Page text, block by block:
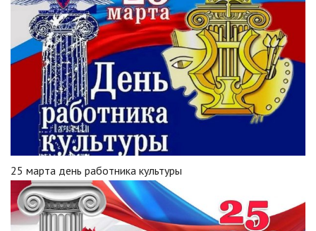
25 марта день работника культуры